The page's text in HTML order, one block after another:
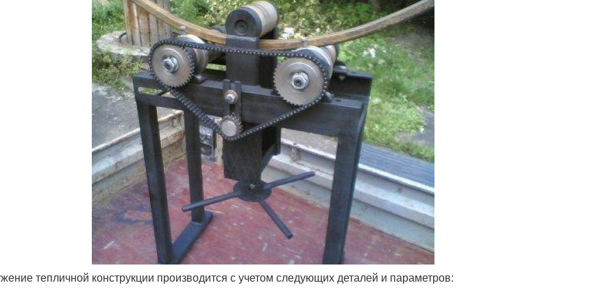
тепличной конструкции производится с учетом следующих деталей и параметров: